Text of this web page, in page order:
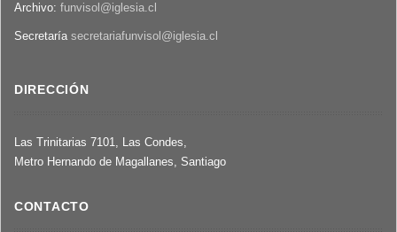
Archivo: funvisol@iglesia.cl
Secretaría secretariafunvisol@iglesia.cl
DIRECCIÓN
Las Trinitarias 7101, Las Condes,
Metro Hernando de Magallanes, Santiago
CONTACTO